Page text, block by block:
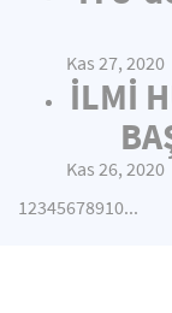
Kas 27, 2020
İLMİ
Kas 26, 2020
12345678910...